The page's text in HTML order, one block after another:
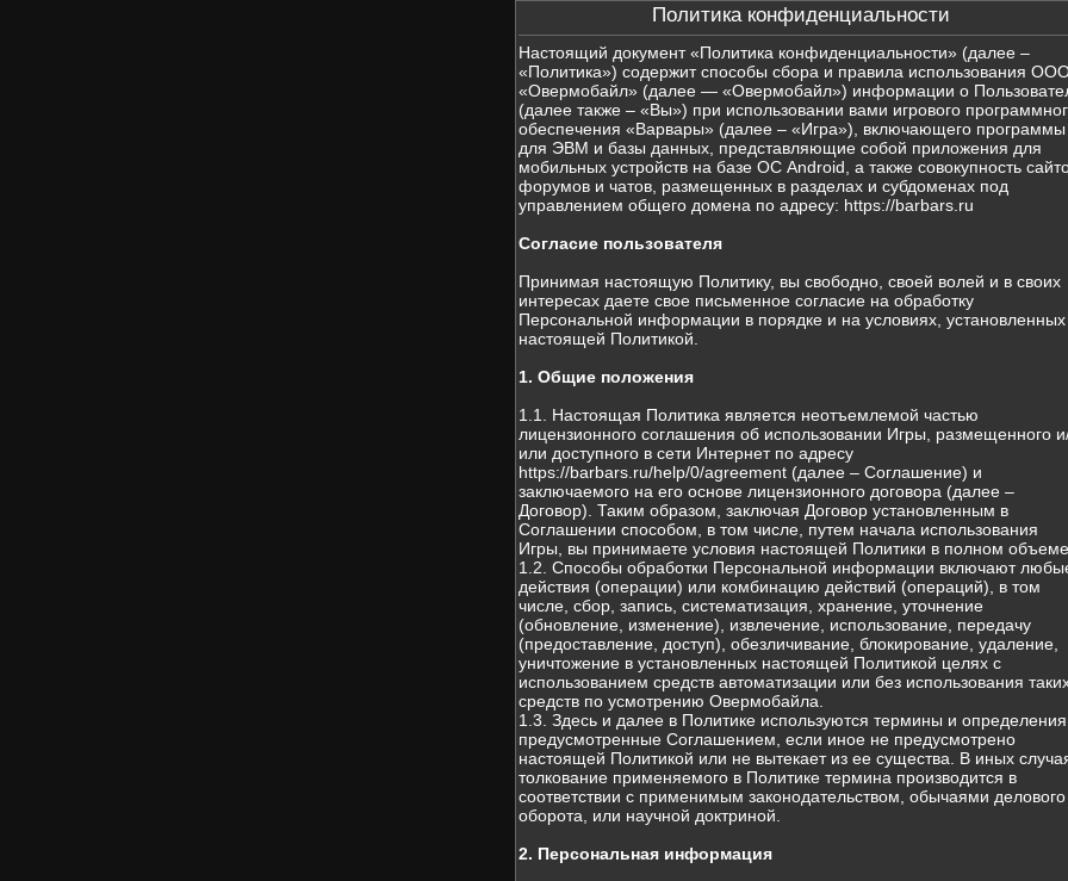
Политика конфиденциальности
Настоящий документ «Политика конфиденциальности» (далее –
«Политика») содержит способы сбора и правила использования
«Овермобайл» (далее — «Овермобайл») информации о
(далее также – «Вы») при использовании вами игрового
обеспечения «Варвары» (далее – «Игра»), включающего программы
для ЭВМ и базы данных, представляющие собой приложения для
мобильных устройств на базе ОС Android, а также совокупность
форумов и чатов, размещенных в разделах и субдоменах под
управлением общего домена по адресу: https://barbars.ru
Согласие пользователя
Принимая настоящую Политику, вы свободно, своей волей и в своих
интересах даете свое письменное согласие на обработку
Персональной информации в порядке и на условиях, установленных
настоящей Политикой.
1. Общие положения
1.1. Настоящая Политика является неотъемлемой частью
лицензионного соглашения об использовании Игры, размещенного
или доступного в сети Интернет по адресу
https://barbars.ru/help/0/agreement (далее – Соглашение) и
заключаемого на его основе лицензионного договора (далее –
Договор). Таким образом, заключая Договор установленным в
Соглашении способом, в том числе, путем начала использования
Игры, вы принимаете условия настоящей Политики в полном объеме.
1.2. Способы обработки Персональной информации включают
действия (операции) или комбинацию действий (операций), в том
числе, сбор, запись, систематизация, хранение, уточнение
(обновление, изменение), извлечение, использование, передачу
(предоставление, доступ), обезличивание, блокирование, удаление,
уничтожение в установленных настоящей Политикой целях с
использованием средств автоматизации или без использования
средств по усмотрению Овермобайла.
1.3. Здесь и далее в Политике используются термины и определения,
предусмотренные Соглашением, если иное не предусмотрено
настоящей Политикой или не вытекает из ее существа. В иных
толкование применяемого в Политике термина производится в
соответствии с применимым законодательством, обычаями делового
оборота, или научной доктриной.
2. Персональная информация